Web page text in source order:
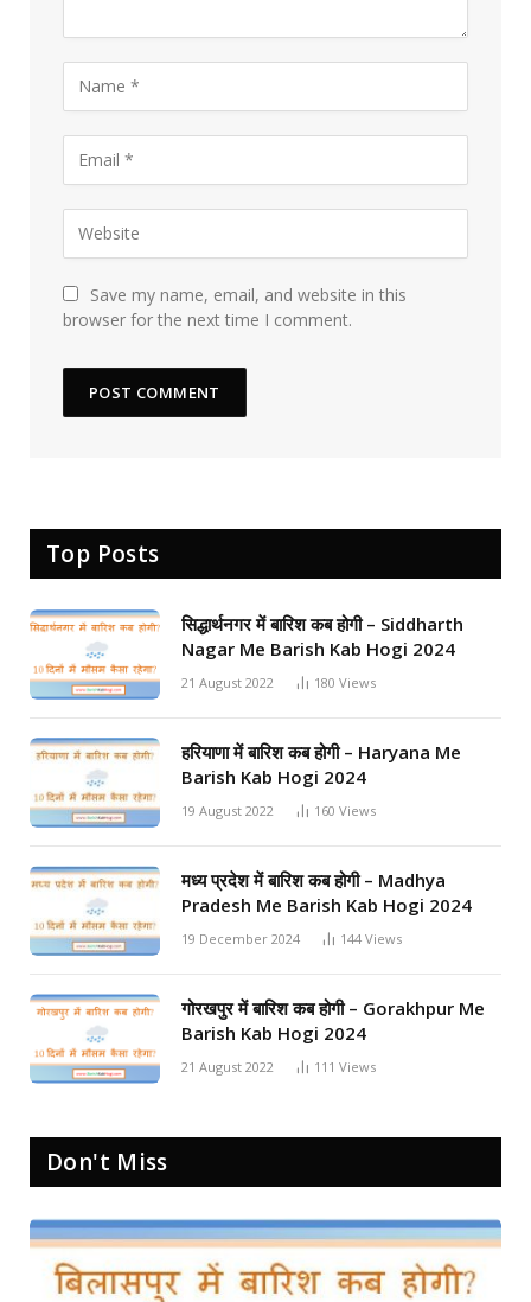
Save my name, email, and website in this
browser for the next time I comment.
Top Posts
सिद्धार्थनगर में बारिश कब होगी – Siddharth
Nagar Me Barish Kab Hogi 2024
21 August 2022 180 Views
हरियाणा में बारिश कब होगी – Haryana Me
Barish Kab Hogi 2024
19 August 2022 160 Views
मध्य प्रदेश में बारिश कब होगी – Madhya
Pradesh Me Barish Kab Hogi 2024
19 December 2024 144 Views
गोरखपुर में बारिश कब होगी – Gorakhpur Me
Barish Kab Hogi 2024
21 August 2022 111 Views
Don't Miss